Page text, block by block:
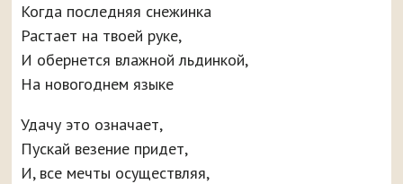
Когда последняя снежинка
Растает на твоей руке,
И обернется влажной льдинкой,
На новогоднем языке
Удачу это означает,
Пускай везение придет,
И, все мечты осуществляя,